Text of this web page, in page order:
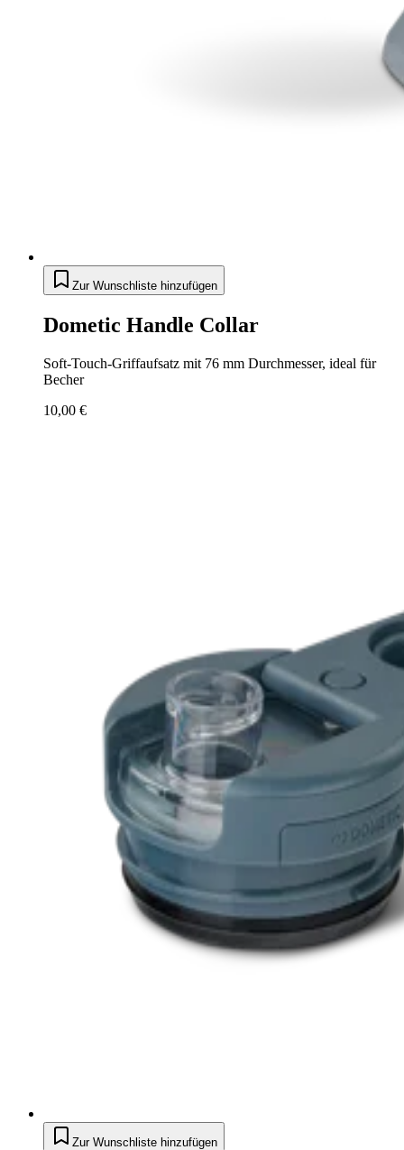
Zur Wunschliste hinzufügen
Dometic Handle Collar
Soft-Touch-Griffaufsatz mit 76 mm Durchmesser, ideal für
Becher
10,00 €
Zur Wunschliste hinzufügen